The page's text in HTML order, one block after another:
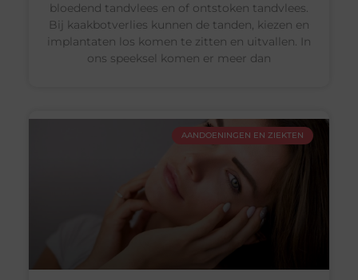
bloedend tandvlees en of ontstoken tandvlees.
Bij kaakbotverlies kunnen de tanden, kiezen en
implantaten los komen te zitten en uitvallen. In
ons speeksel komen er meer dan
AANDOENINGEN EN ZIEKTEN